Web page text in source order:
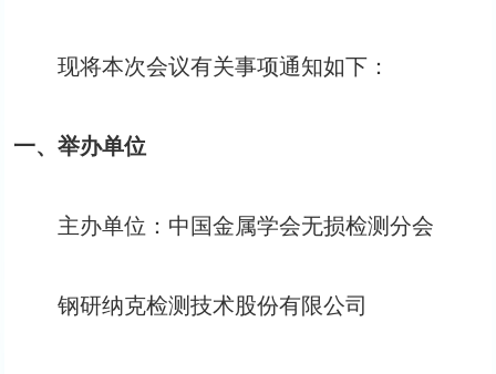
现将本次会议有关事项通知如下：
一、举办单位
主办单位：中国金属学会无损检测分会
钢研纳克检测技术股份有限公司